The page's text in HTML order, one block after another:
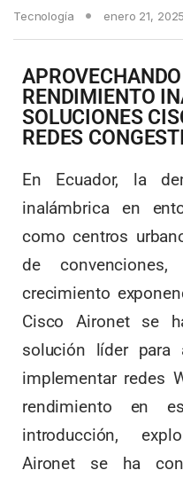
Tecnología enero 21, 2025
RENDIMIENTO
SOLUCIONES
REDES
En Ecuador, la
inalámbrica en
como centros
de
crecimiento
Cisco Aironet se
solución líder para
implementar redes
rendimiento en
introducción,
Aironet se ha